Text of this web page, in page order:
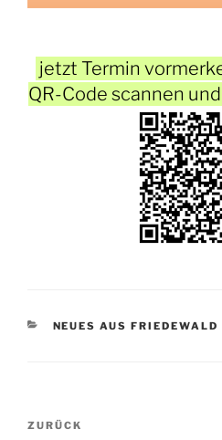
jetzt Termin
QR-Code scannen
KATEGORIEN
NEUES AUS FRIEDEWALD
Beitragsnavigation
Vorheriger
ZURÜCK